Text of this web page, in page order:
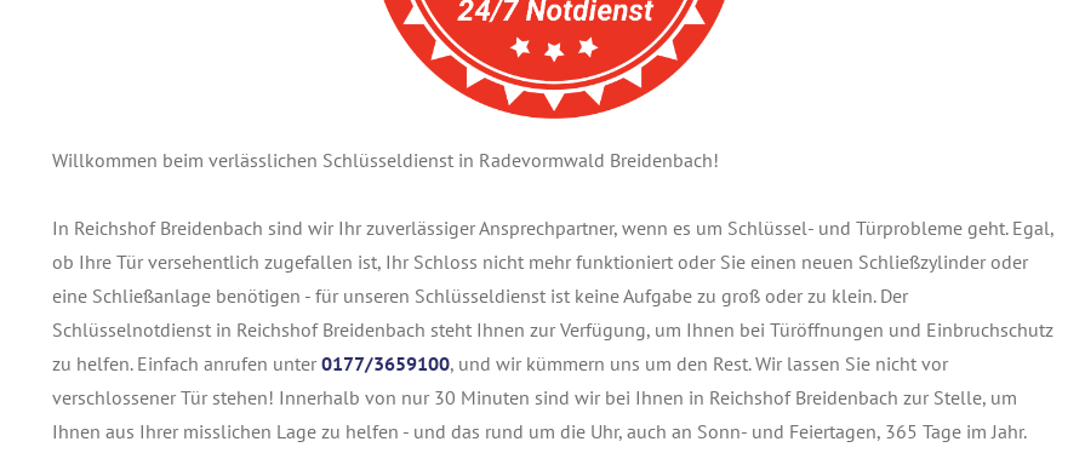
Willkommen beim verlässlichen Schlüsseldienst in Radevormwald Breidenbach!
In Reichshof Breidenbach sind wir Ihr zuverlässiger Ansprechpartner, wenn es um Schlüssel- und Türprobleme geht. Egal,
ob Ihre Tür versehentlich zugefallen ist, Ihr Schloss nicht mehr funktioniert oder Sie einen neuen Schließzylinder oder
eine Schließanlage benötigen - für unseren Schlüsseldienst ist keine Aufgabe zu groß oder zu klein. Der
Schlüsselnotdienst in Reichshof Breidenbach steht Ihnen zur Verfügung, um Ihnen bei Türöffnungen und Einbruchschutz
zu helfen. Einfach anrufen unter 0177/3659100, und wir kümmern uns um den Rest. Wir lassen Sie nicht vor
verschlossener Tür stehen! Innerhalb von nur 30 Minuten sind wir bei Ihnen in Reichshof Breidenbach zur Stelle, um
Ihnen aus Ihrer misslichen Lage zu helfen - und das rund um die Uhr, auch an Sonn- und Feiertagen, 365 Tage im Jahr.